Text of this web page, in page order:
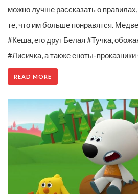
можно лучше рассказать о
те, что им больше понравятся.
#Кеша, его друг Белая #Тучка,
#Лисичка, а также еноты-
READ MORE